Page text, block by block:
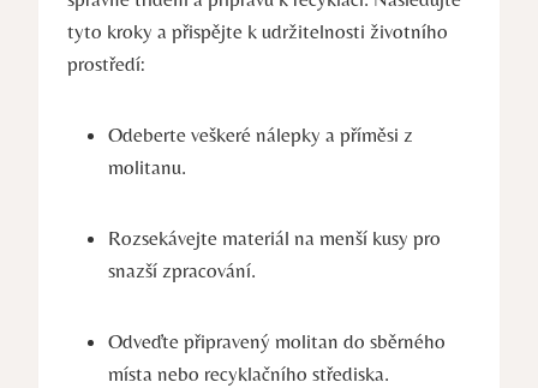
tyto kroky a přispějte k udržitelnosti životního
prostředí:
Odeberte veškeré nálepky a příměsi z
molitanu.
Rozsekávejte materiál na menší kusy pro
snazší zpracování.
Odveďte připravený molitan do sběrného
místa nebo recyklačního střediska.